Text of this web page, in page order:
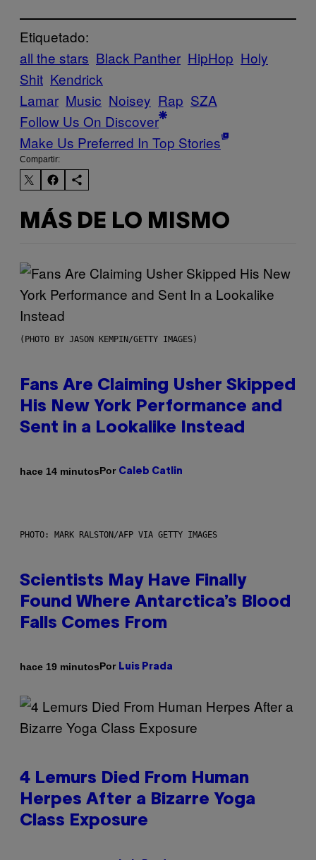
Etiquetado:
all the stars Black Panther HipHop Holy
Shit Kendrick
Lamar Music Noisey Rap SZA
Follow Us On Discover
Make Us Preferred In Top Stories
Compartir:
MÁS DE LO MISMO
(PHOTO BY JASON KEMPIN/GETTY IMAGES)
Fans Are Claiming Usher Skipped
His New York Performance and
Sent in a Lookalike Instead
hace 14 minutosPor Caleb Catlin
PHOTO: MARK RALSTON/AFP VIA GETTY IMAGES
Scientists May Have Finally
Found Where Antarctica’s Blood
Falls Comes From
hace 19 minutosPor Luis Prada
4 Lemurs Died From Human
Herpes After a Bizarre Yoga
Class Exposure